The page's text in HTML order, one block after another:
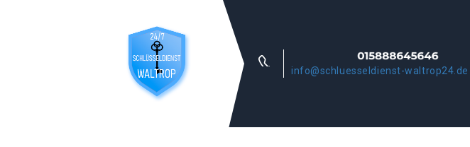
info@schluesseldienst-waltrop24.de